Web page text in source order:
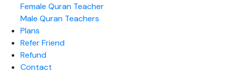
Female Quran Teacher
Male Quran Teachers
Plans
Refer Friend
Refund
Contact